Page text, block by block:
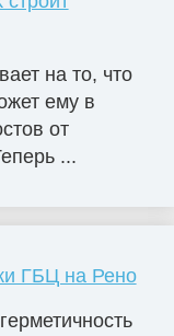
на то, что
ему в
от
...
ГБЦ на Рено